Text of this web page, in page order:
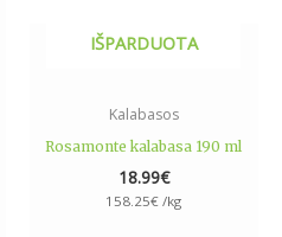
IŠPARDUOTA
Kalabasos
Rosamonte kalabasa 190 ml
18.99€
158.25€ /kg